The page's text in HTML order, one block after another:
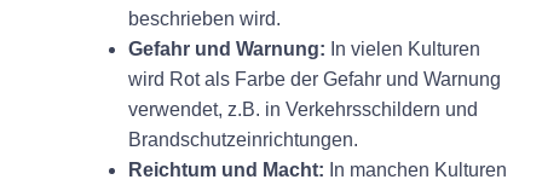
beschrieben wird.
Gefahr und Warnung: In vielen Kulturen
wird Rot als Farbe der Gefahr und Warnung
verwendet, z.B. in Verkehrsschildern und
Brandschutzeinrichtungen.
Reichtum und Macht: In manchen Kulturen